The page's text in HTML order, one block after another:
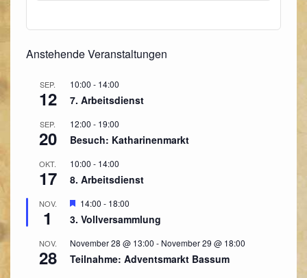
Anstehende Veranstaltungen
SEP.
12
10:00 - 14:00
7. Arbeitsdienst
SEP.
20
12:00 - 19:00
Besuch: Katharinenmarkt
OKT.
17
10:00 - 14:00
8. Arbeitsdienst
NOV.
1
Hervorgehoben
14:00 - 18:00
3. Vollversammlung
NOV.
28
November 28 @ 13:00 - November 29 @ 18:00
Teilnahme: Adventsmarkt Bassum